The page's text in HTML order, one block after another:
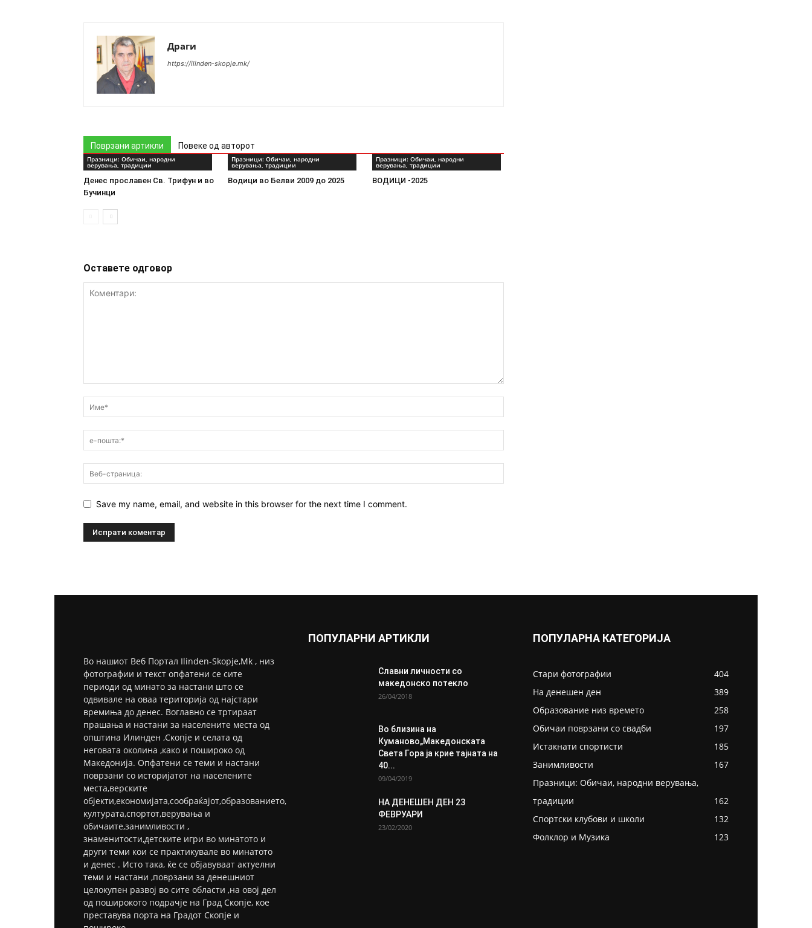
Драги
https://ilinden-skopje.mk/
Поврзани артикли Повеке од авторот
Празници: Обичаи, народни
верувања, традиции
Денес прославен Св. Трифун и во
Бучинци
Празници: Обичаи, народни
верувања, традиции
Водици во Белви 2009 до 2025
Празници: Обичаи, народни
верувања, традиции
ВОДИЦИ -2025
Оставете одговор
Save my name, email, and website in this browser for the next time I comment.
Во нашиот Веб Портал Ilinden-Skopje,Mk , низ
фотографии и текст опфатени се сите
периоди од минато за настани што се
одвивале на оваа територија од најстари
времиња до денес. Воглавно се тртираат
прашања и настани за населените места од
општина Илинден ,Скопје и селата од
неговата околина ,како и пошироко од
Македонија. Опфатени се теми и настани
поврзани со историјатот на населените
места,верските
објекти,економијата,сообраќајот,образованието,
културата,спортот,верувања и
обичаите,занимливости ,
знаменитости,детските игри во минатото и
други теми кои се практикувале во минатото
и денес . Исто така, ќе се објавуваат актуелни
теми и настани ,поврзани за денешниот
целокупен развој во сите области ,на овој дел
од поширокото подрачје на Град Скопје, кое
преставува порта на Градот Скопје и
ПОПУЛАРНИ АРТИКЛИ
Славни личности со
македонско потекло
26/04/2018
Во близина на
Кумановo„Македонската
Света Гора ја крие тајната на
40...
09/04/2019
НА ДЕНЕШЕН ДЕН 23
ФЕВРУАРИ
23/02/2020
ПОПУЛАРНА КАТЕГОРИЈА
Стари фотографии
404
На денешен ден
389
Образование низ времето
258
Обичаи поврзани со свадби
197
Истакнати спортисти
185
Занимливости
167
Празници: Обичаи, народни верувања,
традиции
162
Спортски клубови и школи
132
Фолклор и Музика
123